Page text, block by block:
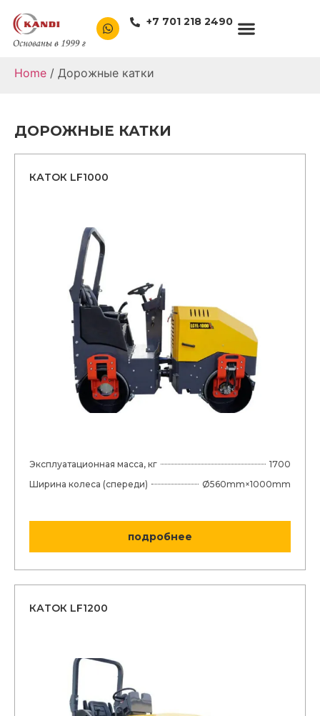
+7 701 218 2490
Home / Дорожные катки
ДОРОЖНЫЕ КАТКИ
КАТОК LF1000
Эксплуатационная масса, кг
1700
Ширина колеса (спереди)
Ø560mm×1000mm
подробнее
КАТОК LF1200